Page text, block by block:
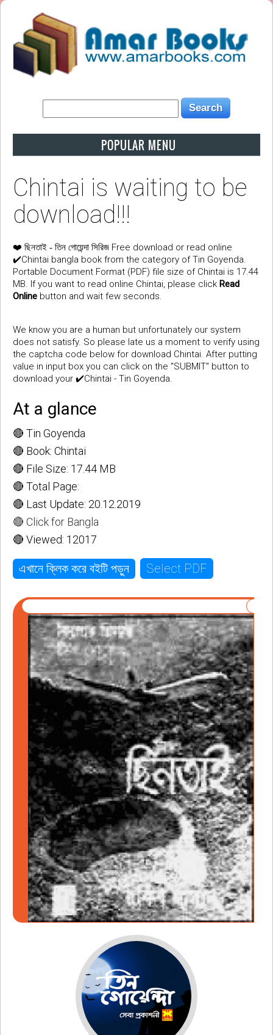
POPULAR MENU
Chintai is waiting to be
download!!!
❤️ ছিনতাই - তিন গোয়েন্দা সিরিজ Free download or read online
✔️Chintai bangla book from the category of Tin Goyenda.
Portable Document Format (PDF) file size of Chintai is 17.44
MB. If you want to read online Chintai, please click Read
Online button and wait few seconds.
We know you are a human but unfortunately our system
does not satisfy. So please late us a moment to verify using
the captcha code below for download Chintai. After putting
value in input box you can click on the "SUBMIT" button to
download your ✔️Chintai - Tin Goyenda.
At a glance
🔴 Tin Goyenda
🔴 Book: Chintai
🔴 File Size: 17.44 MB
🔴 Total Page:
🔴 Last Update: 20.12.2019
🔴 Click for Bangla
🔴 Viewed: 12017
এখানে ক্লিক করে বইটি পড়ুন Select PDF